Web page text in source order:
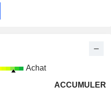
Achat
ACCUMULER